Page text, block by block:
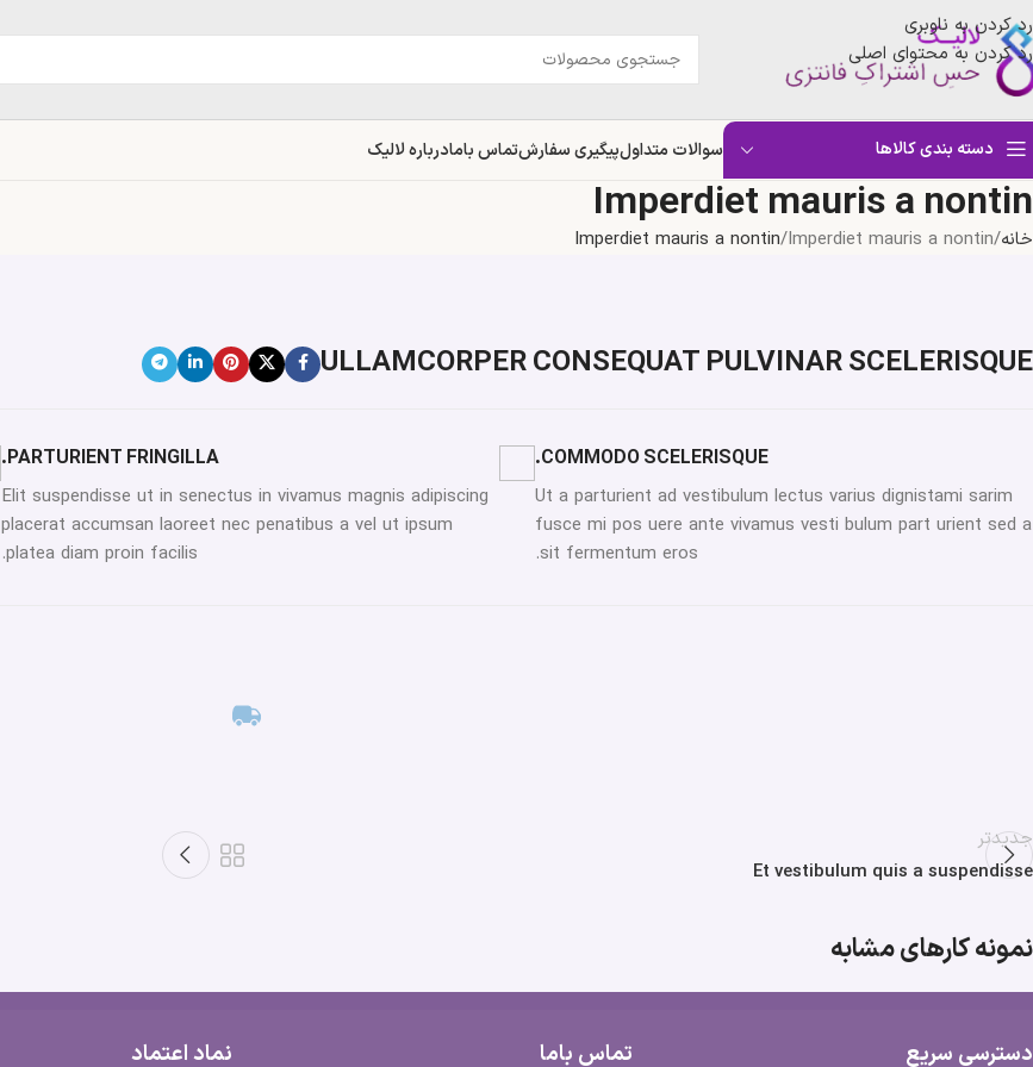
رد کردن به ناوبری
رد کردن به محتوای اصلی
دسته بندی کالاها سوالات متداولپیگیری سفارشتماس بامادرباره لالیک
Imperdiet mauris a nontin
خانه Imperdiet mauris a nontin Imperdiet mauris a nontin
ULLAMCORPER CONSEQUAT PULVINAR SCELERISQUE
COMMODO SCELERISQUE.
Ut a parturient ad vestibulum lectus varius dignistami sarim
fusce mi pos uere ante vivamus vesti bulum part urient sed a
sit fermentum eros.
PARTURIENT FRINGILLA.
Elit suspendisse ut in senectus in vivamus magnis adipiscing
placerat accumsan laoreet nec penatibus a vel ut ipsum
platea diam proin facilis.
جدیدتر
Et vestibulum quis a suspendisse
نمونه کارهای مشابه
دسترسی سریع تماس باما نماد اعتماد